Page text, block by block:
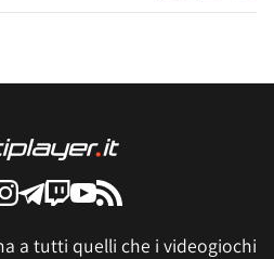
a tutti quelli che i videogiochi